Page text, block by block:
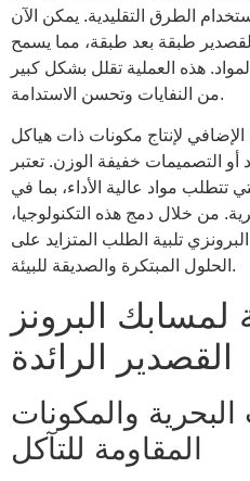
الطرق التقليدية. يمكن الآن
طبقة بعد طبقة، مما يسمح
هذه العملية تقلل بشكل كبير
من النفايات وتحسن الاستدامة.
لإنتاج مكونات ذات هياكل
أو التصميمات خفيفة الوزن. تعتبر
تتطلب مواد عالية الأداء، بما في
من خلال دمج هذه التكنولوجيا،
تلبية الطلب المتزايد على
الحلول المبتكرة والصديقة للبيئة.
البرونز
القصدير الرائدة
البحرية والمكونات
المقاومة للتآكل